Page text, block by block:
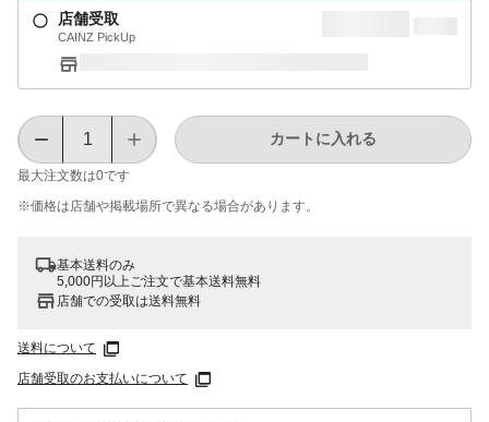
店舗受取
CAINZ PickUp
最大注文数は0です
カートに入れる
※価格は​店舗や​掲載場所で​異なる​場合が​あります。
基本送料のみ
5,000円以上ご注文で基本送料無料
店舗での受取は送料無料
送料について
店舗受取のお支払いについて